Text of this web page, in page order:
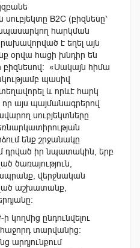
B2C (բիզնեսը՝
հարկման
է եղել այն
օրվա հացի խնդիր են
բիզնեսով: «Սակայն հիմա
պասիվ
և որևէ հարկ
որ այս պայմանագրերով
սուբյեկտները
ենք շրջանակը
դրված իր նպատակին, երբ
ծառայություն,
վերջնական
աշխատանք,
կողմից ընդունվելու
հաջորդ տարվանից:
արդյունքում